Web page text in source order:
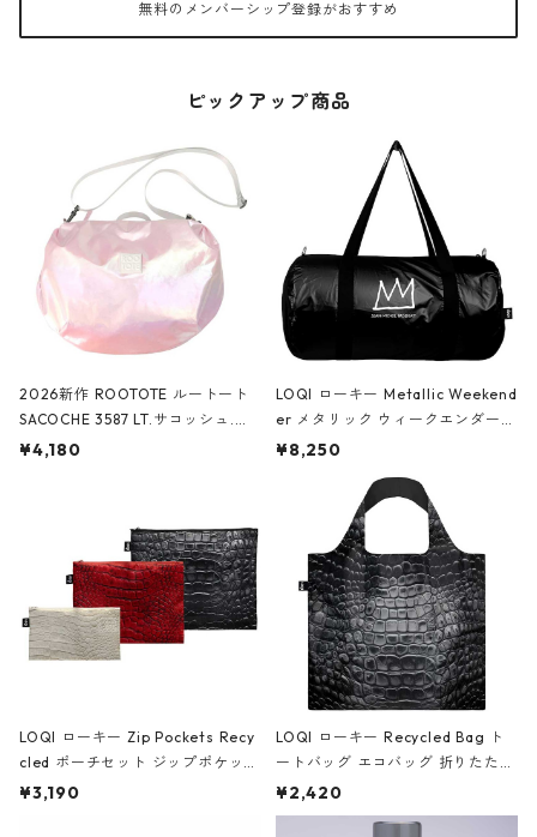
無料のメンバーシップ登録がおすすめ
ピックアップ商品
2026新作 ROOTOTE ルートート
SACOCHE 3587 LT.サコッシュ.ル
ミエ-B ショルダーバッグ グロスピ
¥4,180
LOQI ローキー Metallic Weekend
er メタリック ウィークエンダー
ボストンバッグ ショルダーバッグ
Black ジャン=ミッシェル・バスキ
ア/クラウン ブラック
¥8,250
LOQI ローキー Zip Pockets Recy
cled ポーチセット ジップポケット
ファスナーポーチ 撥水加工 トラベ
¥3,190
LOQI ローキー Recycled Bag ト
ートバッグ エコバッグ 折りたたみ
大きめ 撥水加工 収納ポーチ CRO
CODILE/Black クロコダイル/ブラ
¥2,420